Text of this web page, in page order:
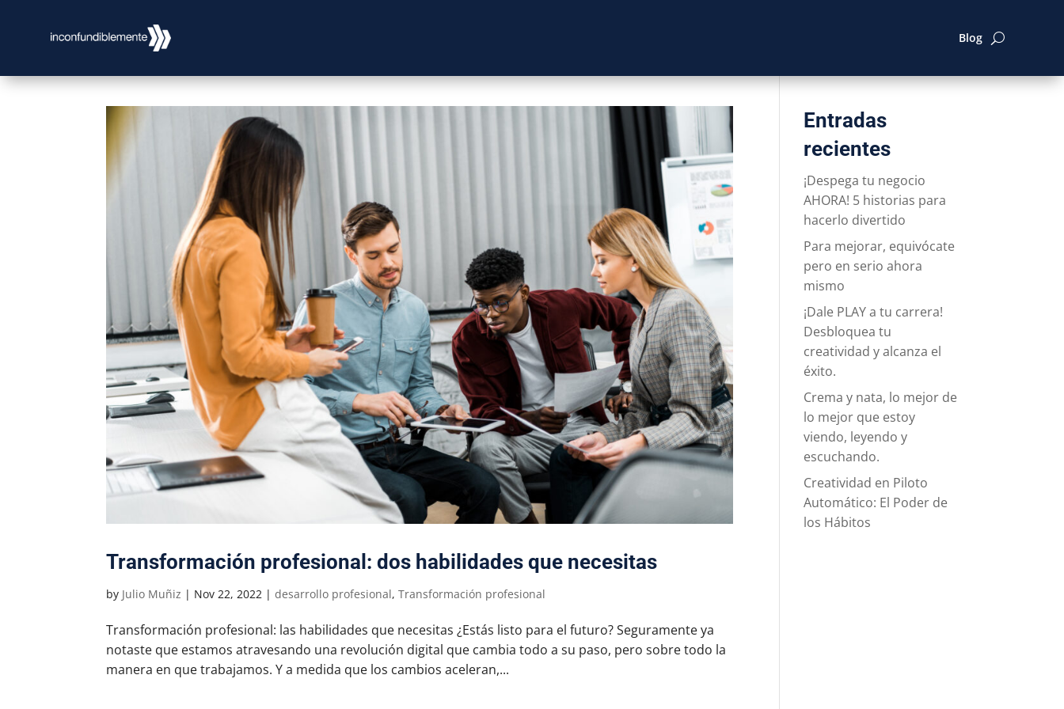
Blog
Transformación profesional: dos habilidades que necesitas
by Julio Muñiz | Nov 22, 2022 |desarrollo profesional,Transformación profesional
Transformación profesional: las habilidades que necesitas ¿Estás listo para el futuro? Seguramente ya
notaste que estamos atravesando una revolución digital que cambia todo a su paso, pero sobre todo la
manera en que trabajamos. Y a medida que los cambios aceleran,...
Entradas
recientes
¡Despega tu negocio
AHORA! 5 historias para
hacerlo divertido
Para mejorar, equivócate
pero en serio ahora
mismo
¡Dale PLAY a tu carrera!
Desbloquea tu
creatividad y alcanza el
éxito.
Crema y nata, lo mejor de
lo mejor que estoy
viendo, leyendo y
escuchando.
Creatividad en Piloto
Automático: El Poder de
los Hábitos